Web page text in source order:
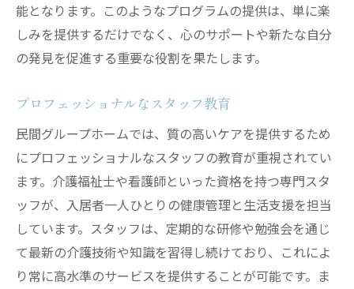
能となります。このようなプログラムの提供は、単に楽
しみを提供するだけでなく、心のサポートや新たな自分
の発見を促進する重要な役割を果たします。
プロフェッショナルなスタッフ教育
民間グループホームでは、質の高いケアを提供するため
にプロフェッショナルなスタッフの教育が重視されてい
ます。介護福祉士や看護師といった資格を持つ専門スタ
ッフが、入居者一人ひとりの健康管理と生活支援を担当
しています。スタッフは、定期的な研修や勉強会を通じ
て最新の介護技術や知識を習得し続けており、これによ
り常に高水準のサービスを提供することが可能です。ま